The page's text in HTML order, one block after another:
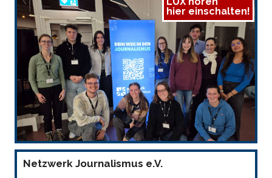
hier einschalten!
Netzwerk Journalismus e.V.